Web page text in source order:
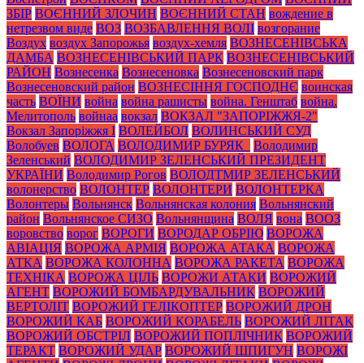
ЗБІР ВОЄННИЙ ЗЛОЧИН ВОЄННИЙ СТАН вождение в
нетрезвом виде ВОЗ ВОЗБАВЛЕННЯ ВОЛІ возгорание
Воздух воздух Запорожья воздух-хемля ВОЗНЕСЕНІВСЬКА
ДАМБА ВОЗНЕСЕНІВСЬКИЙ ПАРК ВОЗНЕСЕНІВСЬКИЙ
РАЙОН Вознесенка Вознесеновка Вознесеновский парк
Вознесеновский район ВОЗНЕСІННЯ ГОСПОДНЄ воинская
часть ВОЇНИ война война рашисты война. Генштаб война.
Мелитополь войнаа вокзал ВОКЗАЛ "ЗАПОРІЖЖЯ-2"
Вокзал Запоріжжя І ВОЛЕЙБОЛ ВОЛИНСЬКИЙ СУД
Волобуев ВОЛОГА ВОЛОДИМИР БУРЯК_
Володимир
Зеленський ВОЛОДИМИР ЗЕЛЕНСЬКИЙ ПРЕЗИДЕНТ
УКРАЇНИ Володимир Рогов ВОЛОДТМИР ЗЕЛЕНСЬКИЙ
волонерство ВОЛОНТЕР ВОЛОНТЕРИ ВОЛОНТЕРКА
Волонтеры Вольнянск Вольнянская колония Вольнянский
район Вольнянское СИЗО Вольнянщина ВОЛЯ вона ВООЗ
воровство ворог ВОРОГИ ВОРОДАР ОБРІЮ ВОРОЖА
АВІАЦІЯ ВОРОЖА АРМІЯ ВОРОЖА АТАКА ВОРОЖА
АТКА ВОРОЖА КОЛОННА ВОРОЖА РАКЕТА ВОРОЖА
ТЕХНІКА ВОРОЖА ЦІЛЬ ВОРОЖИ АТАКИ ВОРОЖИЙ
АГЕНТ ВОРОЖИЙ БОМБАРДУВАЛЬНИК ВОРОЖИЙ
ВЕРТОЛІТ ВОРОЖИЙ ГЕЛІКОПТЕР ВОРОЖИЙ ДРОН
ВОРОЖИЙ КАБ ВОРОЖИЙ КОРАБЕЛЬ ВОРОЖИЙ ЛІТАК
ВОРОЖИЙ ОБСТРІЛ ВОРОЖИЙ ПОПЛІЧНИК ВОРОЖИЙ
ТЕРАКТ ВОРОЖИЙ УДАР ВОРОЖИЙ ШПИГУН ВОРОЖІ